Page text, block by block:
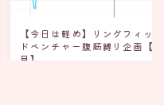
【今日は軽め】リングフィッ
ドベンチャー腹筋縛り企画【3
目】